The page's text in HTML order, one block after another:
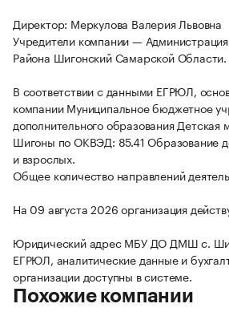
Директор: Меркулова Валерия Львовна
Учредители компании —
Района Шигонский Самарской Области.
В соответствии с данными ЕГРЮЛ,
компании Муниципальное бюджетное
дополнительного образования Детская
Шигоны по ОКВЭД: 85.41 Образование
и взрослых.
Общее количество направлений
На 09 августа 2026 организация
Юридический адрес МБУ ДО ДМШ с.
ЕГРЮЛ, аналитические данные и
организации доступны в системе.
Похожие компании